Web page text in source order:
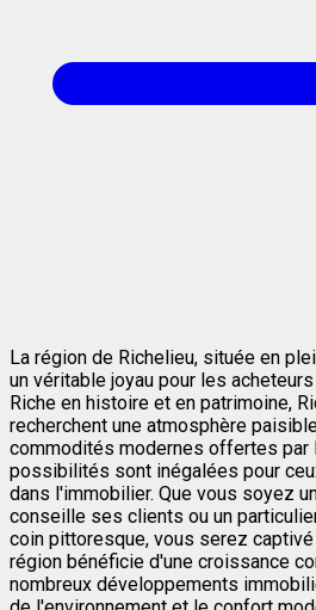
La région de Richelieu, située en
un véritable joyau pour les
Riche en histoire et en patrimoine,
recherchent une atmosphère
commodités modernes offertes par
possibilités sont inégalées pour
dans l'immobilier. Que vous soyez
conseille ses clients ou un
coin pittoresque, vous serez captivé
région bénéficie d'une croissance
nombreux développements